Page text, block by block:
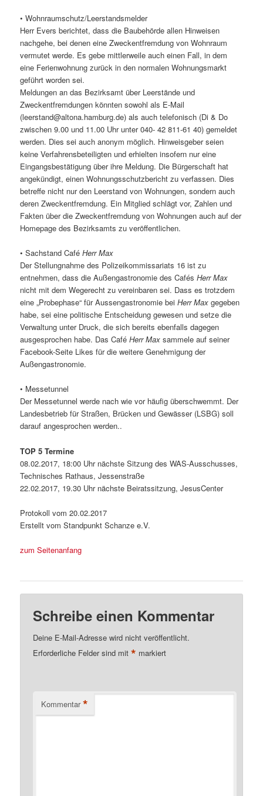
• Wohnraumschutz/Leerstandsmelder
Herr Evers berichtet, dass die Baubehörde allen Hinweisen
nachgehe, bei denen eine Zweckentfremdung von Wohnraum
vermutet werde. Es gebe mittlerweile auch einen Fall, in dem
eine Ferienwohnung zurück in den normalen Wohnungsmarkt
geführt worden sei.
Meldungen an das Bezirksamt über Leerstände und
Zweckentfremdungen könnten sowohl als E-Mail
(leerstand@altona.hamburg.de) als auch telefonisch (Di & Do
zwischen 9.00 und 11.00 Uhr unter 040- 42 811-61 40) gemeldet
werden. Dies sei auch anonym möglich. Hinweisgeber seien
keine Verfahrensbeteiligten und erhielten insofern nur eine
Eingangsbestätigung über ihre Meldung. Die Bürgerschaft hat
angekündigt, einen Wohnungsschutzbericht zu verfassen. Dies
betreffe nicht nur den Leerstand von Wohnungen, sondern auch
deren Zweckentfremdung. Ein Mitglied schlägt vor, Zahlen und
Fakten über die Zweckentfremdung von Wohnungen auch auf der
Homepage des Bezirksamts zu veröffentlichen.
• Sachstand CaféHerr Max
Der Stellungnahme des Polizeikommissariats 16 ist zu
entnehmen, dass die Außengastronomie des CafésHerr Max
nicht mit dem Wegerecht zu vereinbaren sei. Dass es trotzdem
eine „Probephase“ für Aussengastronomie beiHerr Max gegeben
habe, sei eine politische Entscheidung gewesen und setze die
Verwaltung unter Druck, die sich bereits ebenfalls dagegen
ausgesprochen habe. Das CaféHerr Max sammele auf seiner
Facebook-Seite Likes für die weitere Genehmigung der
Außengastronomie.
• Messetunnel
Der Messetunnel werde nach wie vor häufig überschwemmt. Der
Landesbetrieb für Straßen, Brücken und Gewässer (LSBG) soll
darauf angesprochen werden..
TOP 5 Termine
08.02.2017, 18:00 Uhr nächste Sitzung des WAS-Ausschusses,
Technisches Rathaus, Jessenstraße
22.02.2017, 19.30 Uhr nächste Beiratssitzung, JesusCenter
Protokoll vom 20.02.2017
Erstellt vom Standpunkt Schanze e.V.
zum Seitenanfang
Schreibe einen Kommentar
Deine E-Mail-Adresse wird nicht veröffentlicht.
Erforderliche Felder sind mit* markiert
Kommentar *